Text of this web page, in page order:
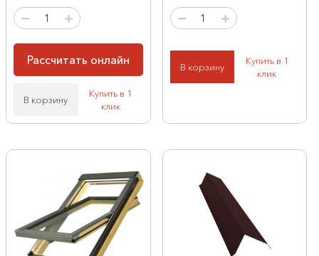
Рассчитать онлайн
В корзину
Купить в 1
клик
В корзину
Купить в 1
клик